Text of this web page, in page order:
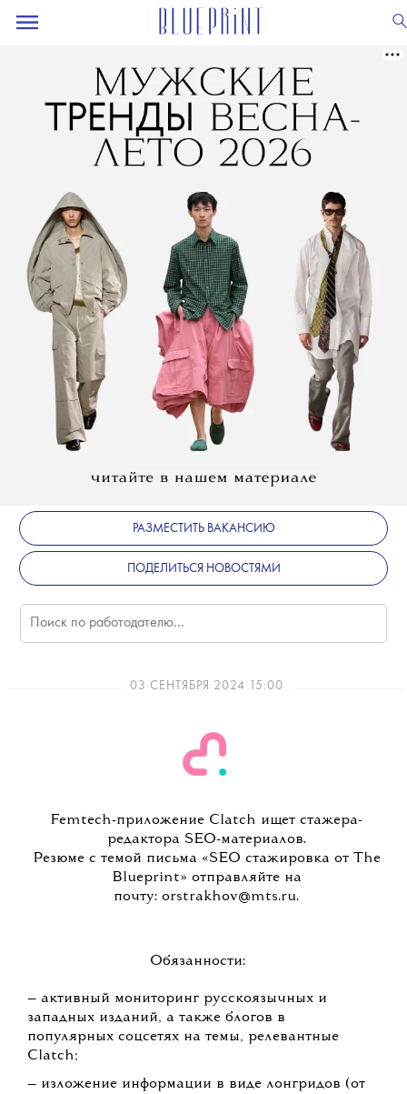
РАЗМЕСТИТЬ ВАКАНСИЮ
ПОДЕЛИТЬСЯ НОВОСТЯМИ
03 СЕНТЯБРЯ 2024 15:00
Femtech-приложение Clatch ищет стажера-
редактора SEO-материалов.
Резюме с темой письма «SEO стажировка от The
Blueprint» отправляйте на
почту: orstrakhov@mts.ru.
Обязанности:
— активный мониторинг русскоязычных и
западных изданий, а также блогов в
популярных соцсетях на темы, релевантные
Clatch;
— изложение информации в виде лонгридов (от